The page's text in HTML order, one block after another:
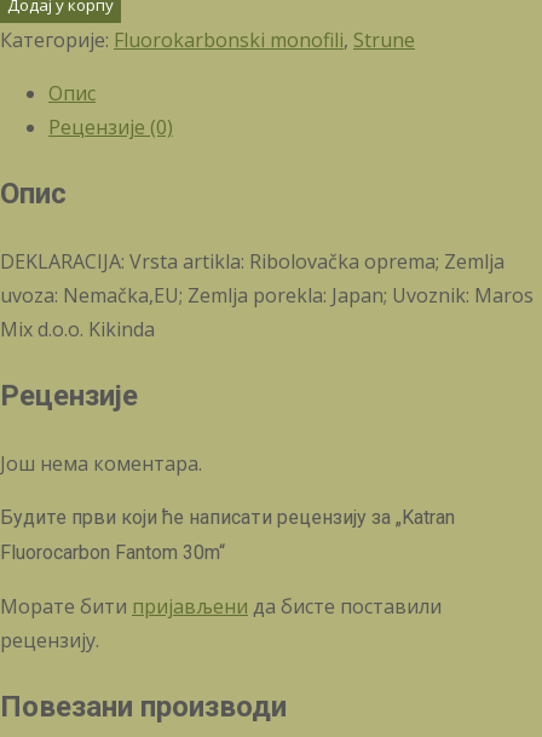
Додај у корпу
Категорије: Fluorokarbonski monofili, Strune
Опис
Рецензије (0)
Опис
DEKLARACIJA: Vrsta artikla: Ribolovačka oprema; Zemlja
uvoza: Nemačka,EU; Zemlja porekla: Japan; Uvoznik: Maros
Mix d.o.o. Kikinda
Рецензије
Још нема коментара.
Будите први који ће написати рецензију за „Katran
Fluorocarbon Fantom 30m“
Морате бити пријављени да бисте поставили
рецензију.
Повезани производи